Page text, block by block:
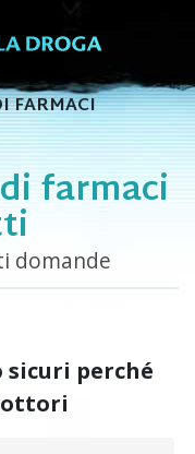
FARMACI
farmaci
domande
perché